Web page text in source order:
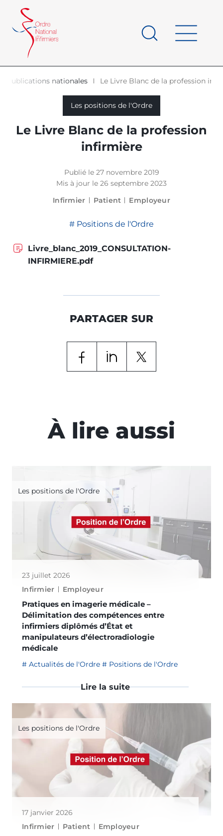
contenu
principal
d'Ariane
Publications nationales Le Livre Blanc de la profession
Les positions de l'Ordre
Le Livre Blanc de la profession
infirmière
Publié le 27 novembre 2019
Mis à jour le 26 septembre 2023
Infirmier
Patient Employeur
Positions de l'Ordre
Livre_blanc_2019_CONSULTATION-
INFIRMIERE.pdf
PARTAGER SUR
À lire aussi
Les positions de l'Ordre
23 juillet 2026
Infirmier
Employeur
Pratiques en imagerie médicale –
Délimitation des compétences entre
infirmiers diplômés d’État et
manipulateurs d’électroradiologie
médicale
Actualités de l'Ordre Positions de l'Ordre
Lire la suite
Les positions de l'Ordre
17 janvier 2026
Infirmier
Patient Employeur
page
Panneau de gestion des cookies